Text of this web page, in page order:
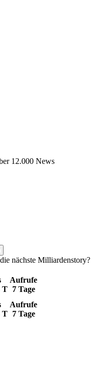
12.000 News
nächste Milliardenstory?
T
Aufrufe
7 Tage
T
Aufrufe
7 Tage